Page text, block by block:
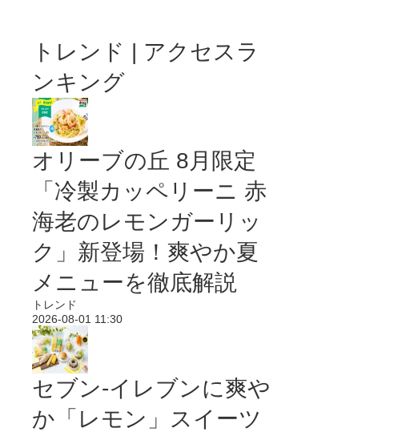
トレンド | アクセスラ
ンキング
オリーブの丘 8月限定
「冷製カッペリーニ 赤
海老のレモンガーリッ
ク」新登場！爽やか夏
メニューを徹底解説
トレンド
2026-08-01 11:30
セブン‐イレブンに爽や
か「レモン」スイーツ